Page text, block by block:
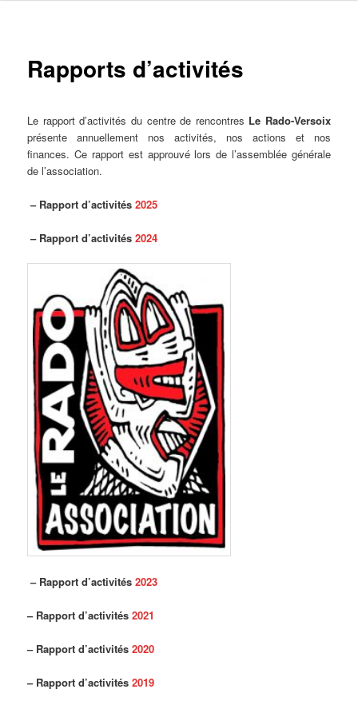
Rapports d’activités
Le rapport d’activités du centre de rencontres Le Rado-Versoix
présente annuellement nos activités, nos actions et nos
finances. Ce rapport est approuvé lors de l’assemblée générale
de l’association.
– Rapport d’activités 2025
– Rapport d’activités2024
– Rapport d’activités2023
– Rapport d’activités2021
– Rapport d’activités2020
– Rapport d’activités2019